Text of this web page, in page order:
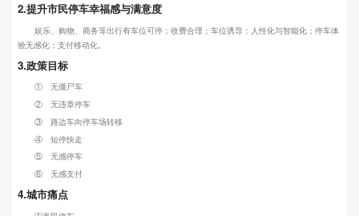
2.提升市民停车幸福感与满意度
娱乐、购物、商务等出行有车位可停；收费合理；车位诱导；人性化与智能化；停车体
验无感化；支付移动化。
3.政策目标
① 无僵尸车
② 无违章停车
③ 路边车向停车场转移
④ 短停快走
⑤ 无感停车
⑥ 无感支付
4.城市痛点